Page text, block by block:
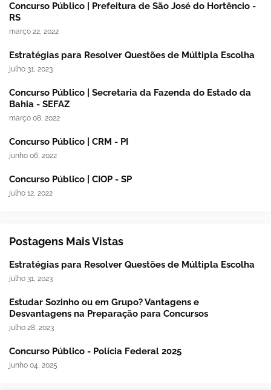
Concurso Público | Prefeitura de São José do Hortêncio -
RS
março 22, 2022
Estratégias para Resolver Questões de Múltipla Escolha
julho 31, 2023
Concurso Público | Secretaria da Fazenda do Estado da
Bahia - SEFAZ
março 08, 2022
Concurso Público | CRM - PI
junho 06, 2022
Concurso Público | CIOP - SP
julho 12, 2022
Postagens Mais Vistas
Estratégias para Resolver Questões de Múltipla Escolha
julho 31, 2023
Estudar Sozinho ou em Grupo? Vantagens e
Desvantagens na Preparação para Concursos
julho 28, 2023
Concurso Público - Polícia Federal 2025
junho 04, 2025